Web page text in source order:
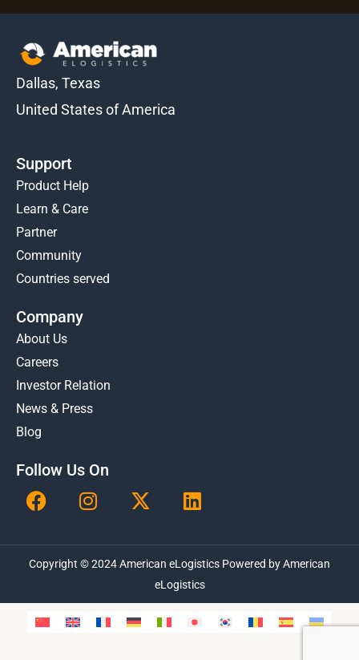
Dallas, Texas
United States of America
Support
Product Help
Learn & Care
Partner
Community
Countries served
Company
About Us
Careers
Investor Relation
News & Press
Blog
Follow Us On
F
a
e
b
o
k
I
n
t
a
r
a
X
-
w
i
t
e
L
i
k
e
d
i
n
Copyright © 2024 American eLogistics Powered by American
eLogistics